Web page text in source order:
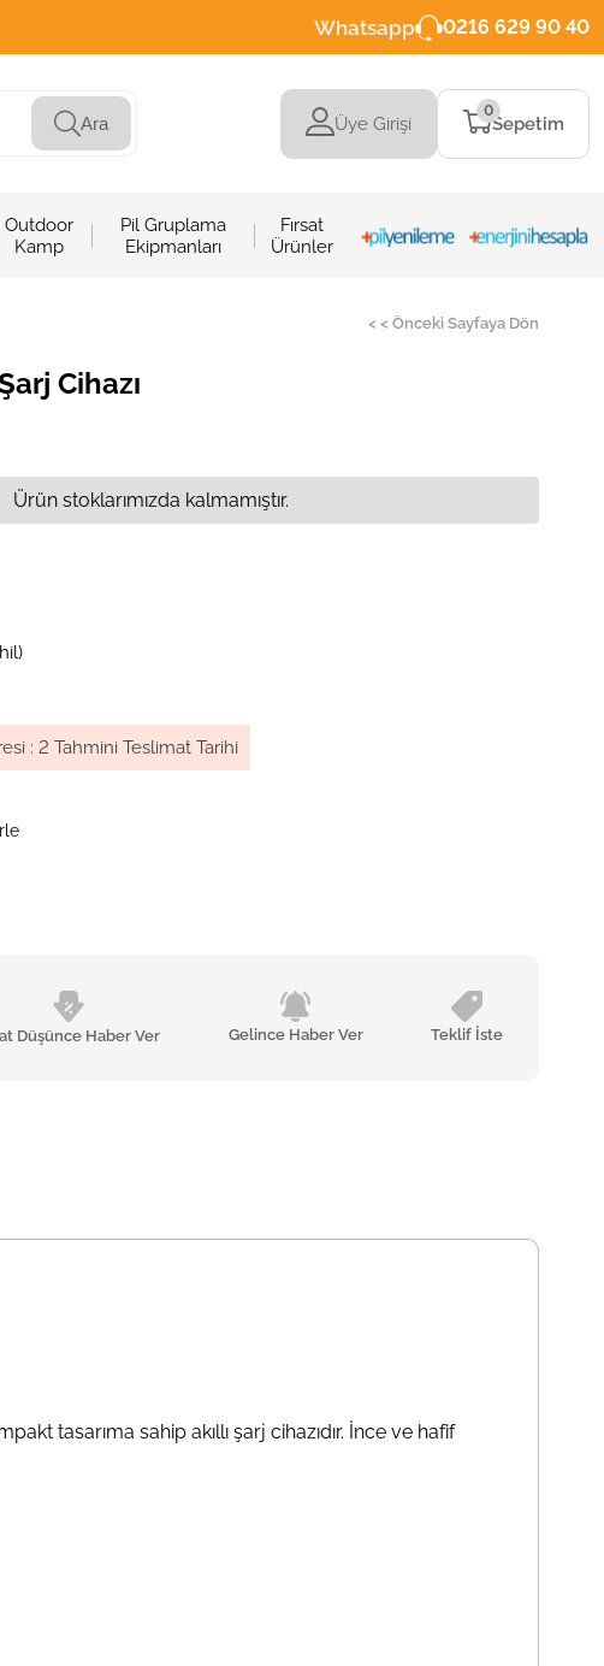
Whatsapp 0216 629 90 40
Ara Üye Girişi Sepetim
0
Outdoor
Kamp
Pil Gruplama
Ekipmanları
Fırsat
Ürünler
< < Önceki Sayfaya Dön
Cihazı
: 2 Tahmini Teslimat Tarihi
Düşünce Haber Ver Gelince Haber Ver Teklif İste
Ürün stoklarımızda kalmamıştır.
tasarıma sahip akıllı şarj cihazıdır. İnce ve hafif